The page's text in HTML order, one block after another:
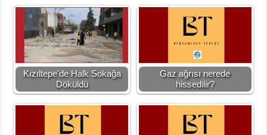
Kızıltepe'de Halk Sokağa
Döküldü
Gaz ağrısı nerede
hissedilir?